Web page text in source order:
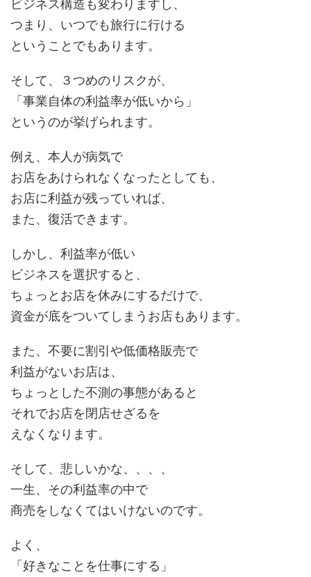
ビジネス構造も変わりますし、
つまり、いつでも旅行に行ける
ということでもあります。
そして、３つめのリスクが、
「事業自体の利益率が低いから」
というのが挙げられます。
例え、本人が病気で
お店をあけられなくなったとしても、
お店に利益が残っていれば、
また、復活できます。
しかし、利益率が低い
ビジネスを選択すると、
ちょっとお店を休みにするだけで、
資金が底をついてしまうお店もあります。
また、不要に割引や低価格販売で
利益がないお店は、
ちょっとした不測の事態があると
それでお店を閉店せざるを
えなくなります。
そして、悲しいかな、、、、
一生、その利益率の中で
商売をしなくてはいけないのです。
よく、
「好きなことを仕事にする」